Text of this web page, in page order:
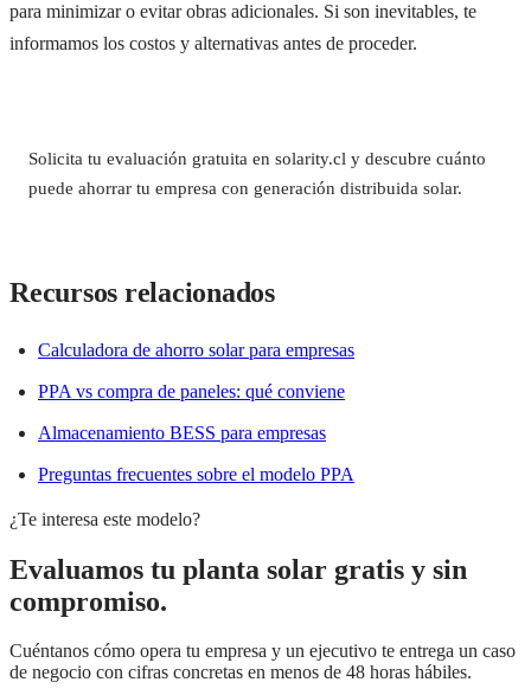
para minimizar o evitar obras adicionales. Si son inevitables, te
informamos los costos y alternativas antes de proceder.
Solicita tu evaluación gratuita en solarity.cl y descubre cuánto
puede ahorrar tu empresa con generación distribuida solar.
Recursos relacionados
Calculadora de ahorro solar para empresas
PPA vs compra de paneles: qué conviene
Almacenamiento BESS para empresas
Preguntas frecuentes sobre el modelo PPA
¿Te interesa este modelo?
Evaluamos tu planta solar gratis y sin
compromiso.
Cuéntanos cómo opera tu empresa y un ejecutivo te entrega un caso
de negocio con cifras concretas en menos de 48 horas hábiles.